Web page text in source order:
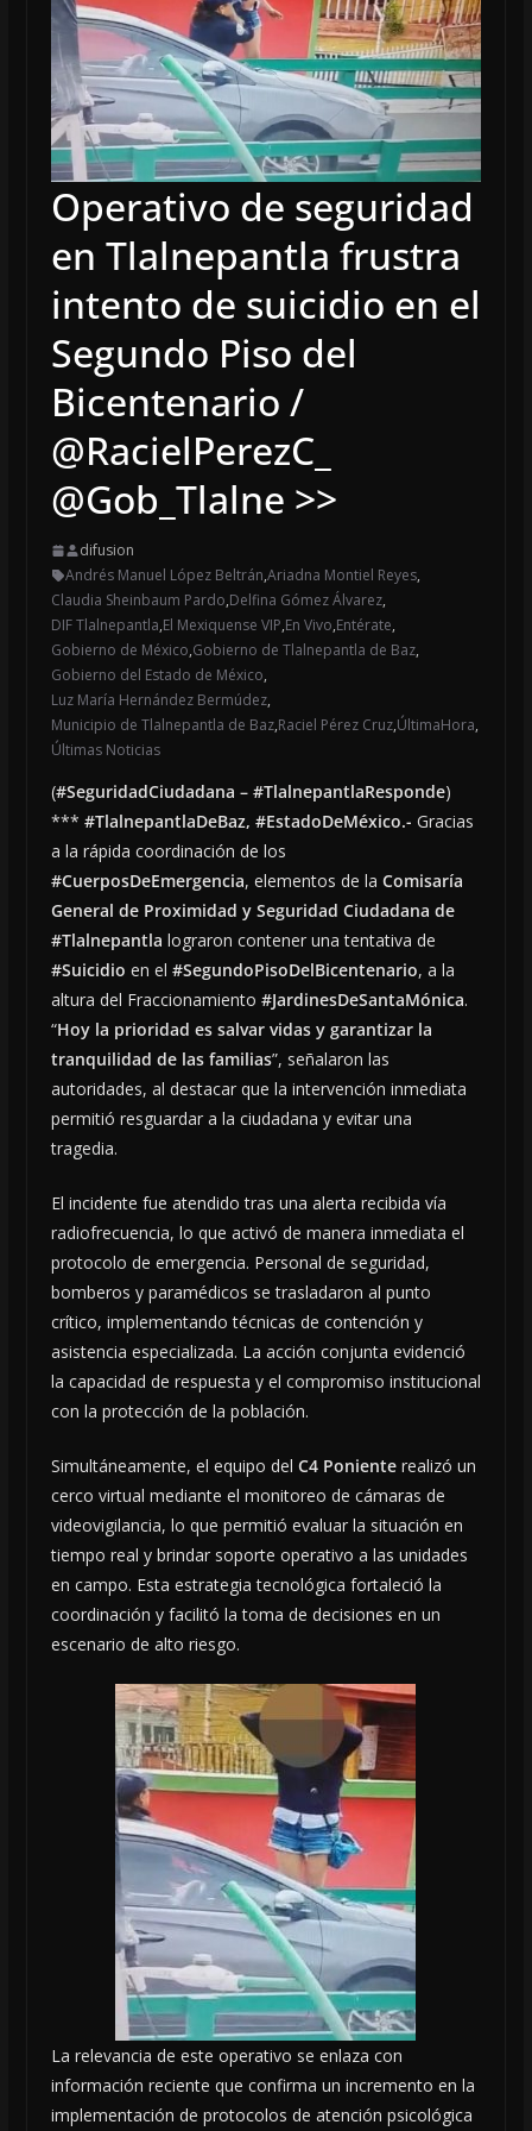
Operativo de seguridad
en Tlalnepantla frustra
intento de suicidio en el
Segundo Piso del
Bicentenario /
@RacielPerezC_
@Gob_Tlalne >>
difusion
Andrés Manuel López Beltrán,Ariadna Montiel Reyes,
Claudia Sheinbaum Pardo,Delfina Gómez Álvarez,
DIF Tlalnepantla,El Mexiquense VIP,En Vivo,Entérate,
Gobierno de México,Gobierno de Tlalnepantla de Baz,
Gobierno del Estado de México,
Luz María Hernández Bermúdez,
Municipio de Tlalnepantla de Baz,Raciel Pérez Cruz,ÚltimaHora,
Últimas Noticias
(#SeguridadCiudadana – #TlalnepantlaResponde)
*** #TlalnepantlaDeBaz, #EstadoDeMéxico.- Gracias
a la rápida coordinación de los
#CuerposDeEmergencia, elementos de la Comisaría
General de Proximidad y Seguridad Ciudadana de
#Tlalnepantla lograron contener una tentativa de
#Suicidio en el #SegundoPisoDelBicentenario, a la
altura del Fraccionamiento #JardinesDeSantaMónica.
“Hoy la prioridad es salvar vidas y garantizar la
tranquilidad de las familias”, señalaron las
autoridades, al destacar que la intervención inmediata
permitió resguardar a la ciudadana y evitar una
tragedia.
El incidente fue atendido tras una alerta recibida vía
radiofrecuencia, lo que activó de manera inmediata el
protocolo de emergencia. Personal de seguridad,
bomberos y paramédicos se trasladaron al punto
crítico, implementando técnicas de contención y
asistencia especializada. La acción conjunta evidenció
la capacidad de respuesta y el compromiso institucional
con la protección de la población.
Simultáneamente, el equipo del C4 Ponienterealizó un
cerco virtual mediante el monitoreo de cámaras de
videovigilancia, lo que permitió evaluar la situación en
tiempo real y brindar soporte operativo a las unidades
en campo. Esta estrategia tecnológica fortaleció la
coordinación y facilitó la toma de decisiones en un
escenario de alto riesgo.
La relevancia de este operativo se enlaza con
información reciente que confirma un incremento en la
implementación de protocolos de atención psicológica